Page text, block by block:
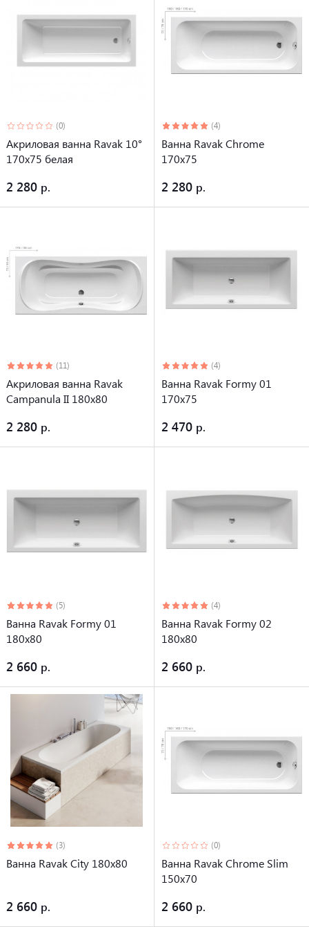
(0)
Акриловая ванна Ravak 10°
170x75 белая
2 280
(4)
Ванна Ravak Chrome
170x75
2 280
(11)
Акриловая ванна Ravak
Campanula II 180x80
2 280
(4)
Ванна Ravak Formy 01
170x75
2 470
(5)
Ванна Ravak Formy 01
180x80
2 660
(4)
Ванна Ravak Formy 02
180x80
2 660
(3)
Ванна Ravak City 180x80
2 660
(0)
Ванна Ravak Chrome Slim
150х70
2 660